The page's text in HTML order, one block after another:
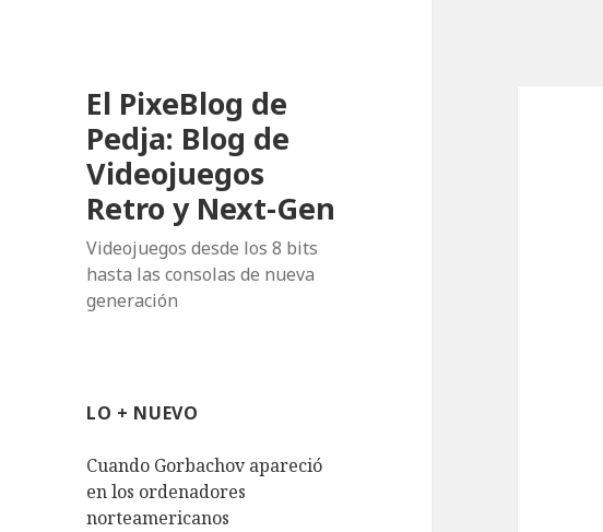
El PixeBlog de
Pedja: Blog de
Videojuegos
Retro y Next-Gen
Videojuegos desde los 8 bits
hasta las consolas de nueva
generación
LO + NUEVO
Cuando Gorbachov apareció
en los ordenadores
norteamericanos